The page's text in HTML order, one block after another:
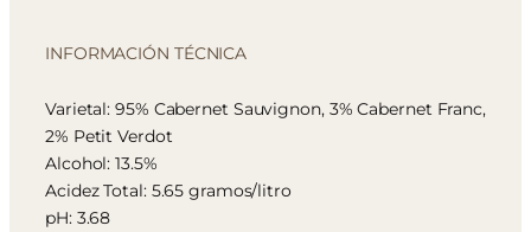
INFORMACIÓN TÉCNICA
Varietal: 95% Cabernet Sauvignon, 3% Cabernet Franc,
2% Petit Verdot
Alcohol: 13.5%
Acidez Total: 5.65 gramos/litro
pH: 3.68